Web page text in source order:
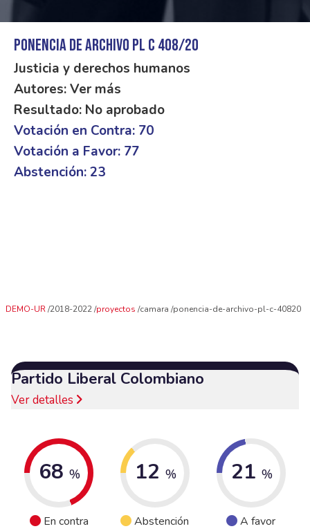
Ponencia de archivo PL C 408/20
Justicia y derechos humanos
Autores: Ver más
Resultado: No aprobado
Votación en Contra: 70
Votación a Favor: 77
Abstención: 23
DEMO-UR 2018-2022 proyectos camara ponencia-de-archivo-pl-c-40820
Partido Liberal Colombiano
Ver detalles
68 %
En contra
12 %
Abstención
21 %
A favor